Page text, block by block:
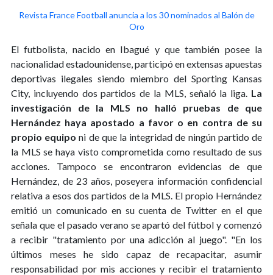
Revista France Football anuncia a los 30 nominados al Balón de
Oro
El futbolista, nacido en Ibagué y que también posee la
nacionalidad estadounidense, participó en extensas apuestas
deportivas ilegales siendo miembro del Sporting Kansas
City, incluyendo dos partidos de la MLS, señaló la liga. La
investigación de la MLS no halló pruebas de que
Hernández haya apostado a favor o en contra de su
propio equipo ni de que la integridad de ningún partido de
la MLS se haya visto comprometida como resultado de sus
acciones. Tampoco se encontraron evidencias de que
Hernández, de 23 años, poseyera información confidencial
relativa a esos dos partidos de la MLS. El propio Hernández
emitió un comunicado en su cuenta de Twitter en el que
señala que el pasado verano se apartó del fútbol y comenzó
a recibir "tratamiento por una adicción al juego". "En los
últimos meses he sido capaz de recapacitar, asumir
responsabilidad por mis acciones y recibir el tratamiento